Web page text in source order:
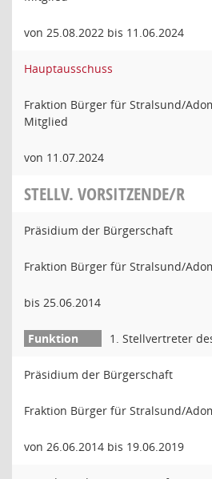
von 25.08.2022 bis 11.06.2024
Hauptausschuss
Fraktion Bürger für Stralsund/
Mitglied
von 11.07.2024
STELLV. VORSITZENDE/R
Präsidium der Bürgerschaft
Fraktion Bürger für Stralsund/
bis 25.06.2014
1. Stellvertreter
Präsidium der Bürgerschaft
Fraktion Bürger für Stralsund/
von 26.06.2014 bis 19.06.2019